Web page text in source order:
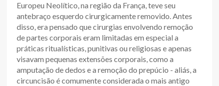
Europeu Neolítico, na região da França, teve seu
antebraço esquerdo cirurgicamente removido. Antes
disso, era pensado que cirurgias envolvendo remoção
de partes corporais eram limitadas em especial a
práticas ritualísticas, punitivas ou religiosas e apenas
visavam pequenas extensões corporais, como a
amputação de dedos e a remoção do prepúcio - aliás, a
circuncisão é comumente considerada o mais antigo